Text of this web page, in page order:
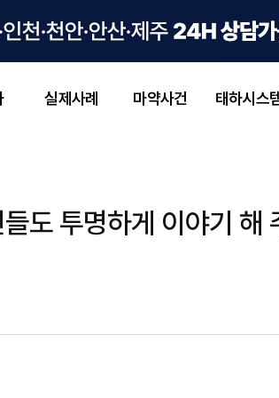
실제사례 마약사건 태하시스
도 투명하게 이야기 해